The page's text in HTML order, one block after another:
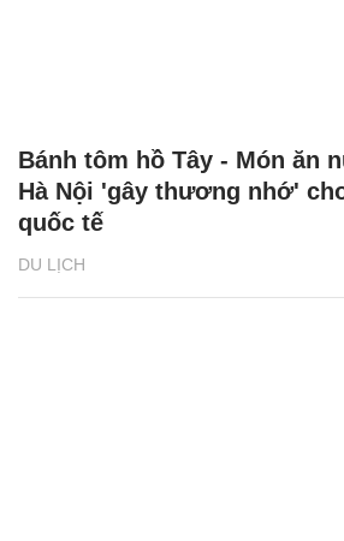
DU LỊCH
Bánh tôm hồ Tây - Món ăn
Hà Nội 'gây thương nhớ'
quốc tế